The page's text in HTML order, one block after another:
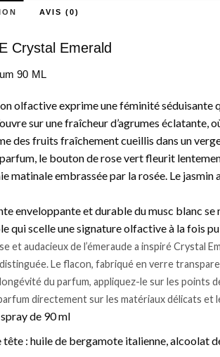
AVIS (0)
Crystal Emerald
90 ML
olfactive exprime une féminité séduisante
sur une fraîcheur d’agrumes
des fruits fraîchement cueillis dans un
le bouton de rose vert fleurit
matinale embrassée par la rosée. Le
enveloppante et durable du musc blanc
qui scelle une signature olfactive à la fois
et audacieux de l’émeraude a inspiré Crystal
Le flacon, fabriqué en verre
du parfum, appliquez-le sur les points
directement sur les matériaux délicats et
de 90 ml
tête : huile de bergamote italienne, alcoolat